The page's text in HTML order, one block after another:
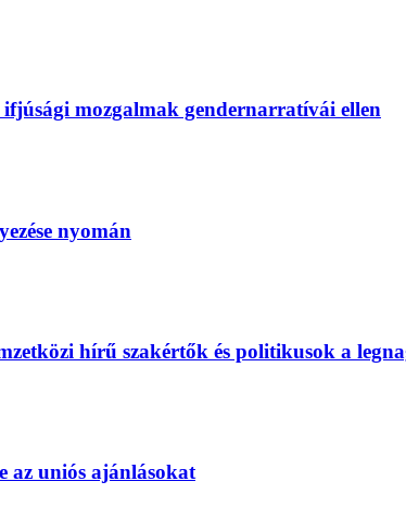
mozgalmak gendernarratívái ellen
nyomán
hírű szakértők és politikusok a
az uniós ajánlásokat